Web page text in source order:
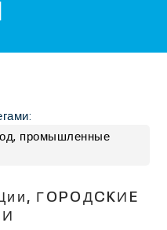
промышленные
ГOPOДCKИE